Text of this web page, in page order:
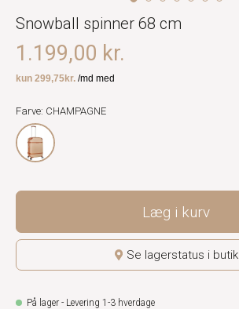
Snowball spinner 68 cm
1.199,00 kr.
Farve: CHAMPAGNE
Læg i kurv
Se lagerstatus i butik
På lager - Levering 1-3 hverdage